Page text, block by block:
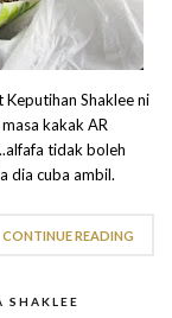
Keputihan Shaklee ni
kakak AR
tidak boleh
dia cuba ambil.
CONTINUE READING
SHAKLEE